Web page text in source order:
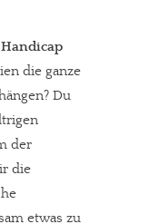
die ganze
Du
der
die
etwas zu